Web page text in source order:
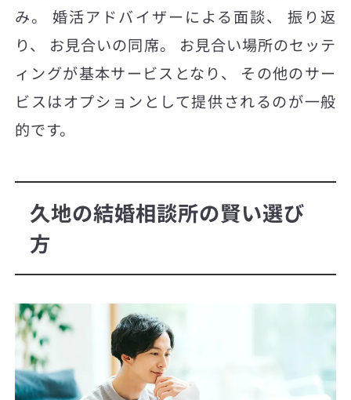
み。 婚活アドバイザーによる面談、 振り返
り、 お見合いの同席。 お見合い場所のセッテ
ィングが基本サービスとなり、 その他のサー
ビスはオプションとして提供されるのが一般
的です。
久地の結婚相談所の賢い選び
方